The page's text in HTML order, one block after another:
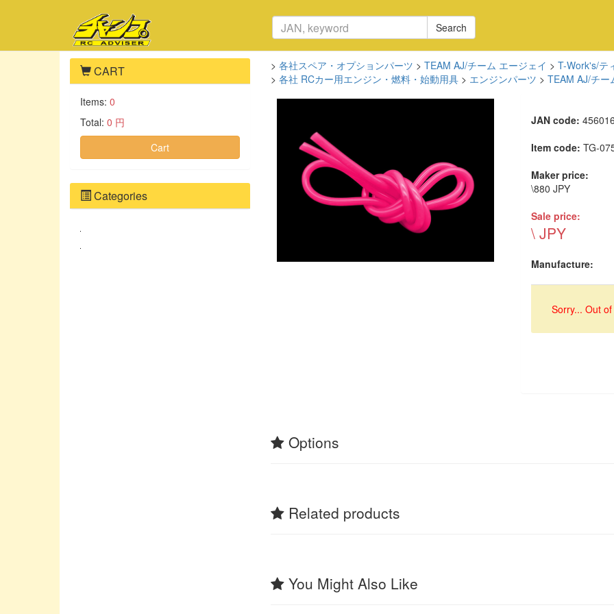
Search
> 各社スペア・オプションパーツ > TEAM AJ/チーム エージェイ > T-Work's/テ
> 各社 RCカー用エンジン・燃料・始動用具> エンジンパーツ > TEAM AJ/チー
JAN code:
Item code:TG-
Maker price:
\880 JPY
Sale price:
\ JPY
Manufacture:
Sorry... Out
Options
Related products
You Might Also Like
CART
Items: 0
Total: 0 円
Cart
Categories